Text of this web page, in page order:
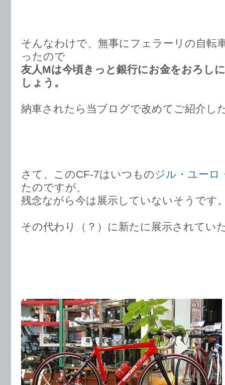
そんなわけで、無事にフェラーリの自転
ったので
友人Mは今頃きっと銀行にお金をおろし
しょう。
納車されたら当ブログで改めてご紹介し
さて、このCF-7はいつものジル・ユーロ
たのですが、
残念ながら今は展示していないそうです
その代わり（？）に新たに展示されてい